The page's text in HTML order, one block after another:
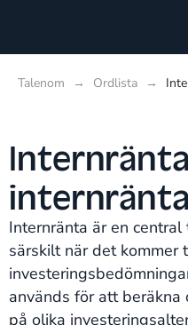
Talenom → Ordlista →
Internränta är en
särskilt när det kommer
används för att beräkna
på olika